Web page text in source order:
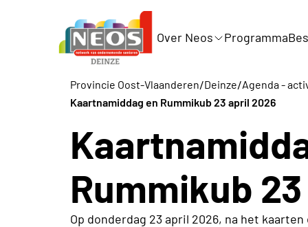
Over Neos Programma
Provincie Oost-Vlaanderen/Deinze/Agenda -
Kaartnamiddag en Rummikub 23 april 2026
Rummikub
Op donderdag 23 april 2026, na het